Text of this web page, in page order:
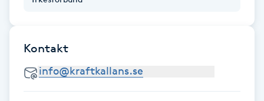
Fransrengöring
Frekvensterapi
Kontakt